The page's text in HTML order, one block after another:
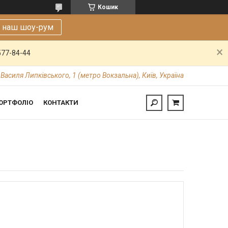
Кошик
наш шоу-рум
84-44
Липківського, 1 (метро Вокзальна), Київ, Україна
КОНТАКТИ